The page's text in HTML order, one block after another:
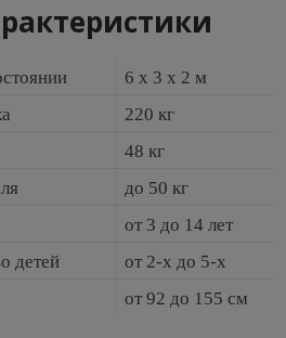
6 х 3 х 2 м
220 кг
48 кг
до 50 кг
от 3 до 14 лет
детей
от 2-х до 5-х
от 92 до 155 см